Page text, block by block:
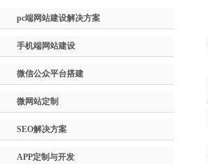
pc端网站建设解决方案
手机端网站建设
微信公众平台搭建
微网站定制
SEO解决方案
APP定制与开发